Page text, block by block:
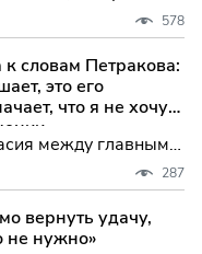
Дону,
Хорен Байрамян был
578
словам Петракова:
это его
что я не хочу
между главным
Петраковым
Байрамяном
ситуация,
287
вернуть удачу,
не нужно»